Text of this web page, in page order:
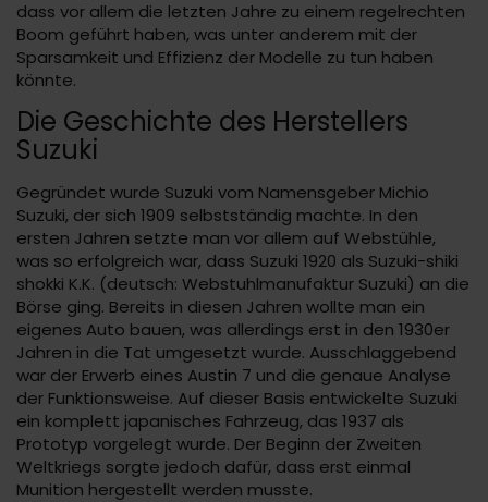
dass vor allem die letzten Jahre zu einem regelrechten
Boom geführt haben, was unter anderem mit der
Sparsamkeit und Effizienz der Modelle zu tun haben
könnte.
Die Geschichte des Herstellers
Suzuki
Gegründet wurde Suzuki vom Namensgeber Michio
Suzuki, der sich 1909 selbstständig machte. In den
ersten Jahren setzte man vor allem auf Webstühle,
was so erfolgreich war, dass Suzuki 1920 als Suzuki-shiki
shokki K.K. (deutsch: Webstuhlmanufaktur Suzuki) an die
Börse ging. Bereits in diesen Jahren wollte man ein
eigenes Auto bauen, was allerdings erst in den 1930er
Jahren in die Tat umgesetzt wurde. Ausschlaggebend
war der Erwerb eines Austin 7 und die genaue Analyse
der Funktionsweise. Auf dieser Basis entwickelte Suzuki
ein komplett japanisches Fahrzeug, das 1937 als
Prototyp vorgelegt wurde. Der Beginn der Zweiten
Weltkriegs sorgte jedoch dafür, dass erst einmal
Munition hergestellt werden musste.